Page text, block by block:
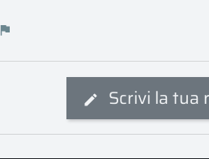
Scrivi la tua